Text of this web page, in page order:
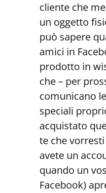
cliente che
un oggetto
può sapere
amici in
prodotto in
che – per
comunicano
speciali
acquistato
te che
avete un
quando un
Facebook)